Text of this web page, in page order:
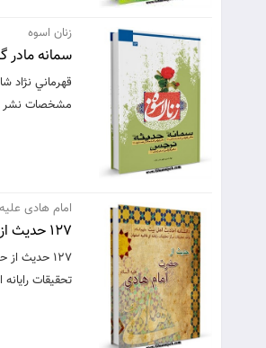
زنان اسوه
سمانه مادر
مشخصات نشر :
امام هادی
127 حديث از حضرت امام هادي عليه السلام
127 حديث
تحقيقات رايانه